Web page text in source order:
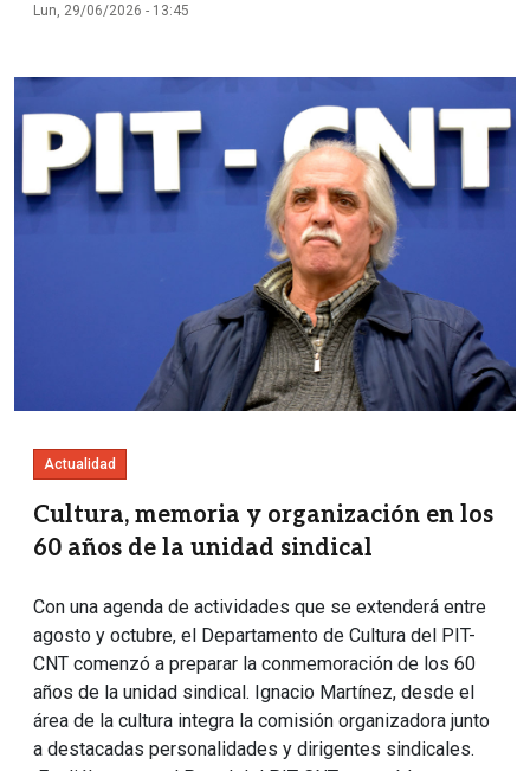
Lun, 29/06/2026 - 13:45
Imagen
Actualidad
Cultura, memoria y organización en los
60 años de la unidad sindical
Con una agenda de actividades que se extenderá entre
agosto y octubre, el Departamento de Cultura del PIT-
CNT comenzó a preparar la conmemoración de los 60
años de la unidad sindical. Ignacio Martínez, desde el
área de la cultura integra la comisión organizadora junto
a destacadas personalidades y dirigentes sindicales.